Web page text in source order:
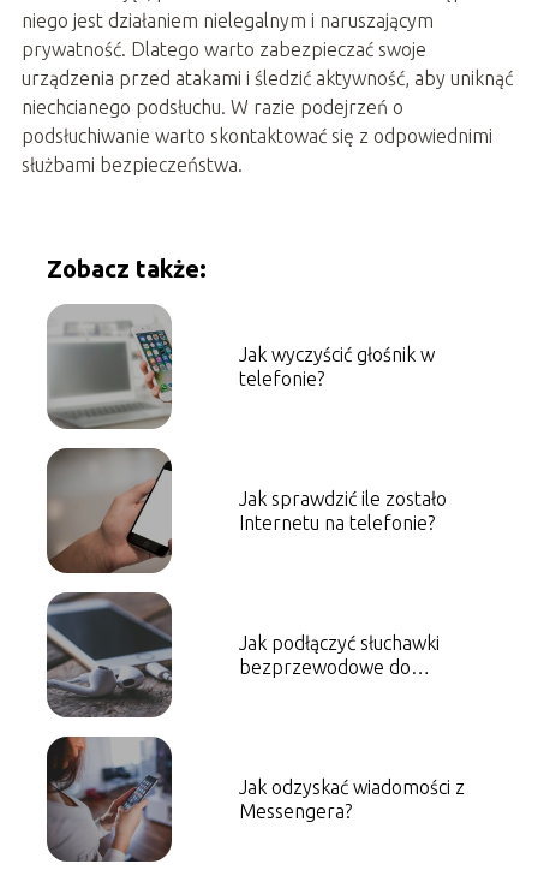
niego jest działaniem nielegalnym i naruszającym
prywatność. Dlatego warto zabezpieczać swoje
urządzenia przed atakami i śledzić aktywność, aby uniknąć
niechcianego podsłuchu. W razie podejrzeń o
podsłuchiwanie warto skontaktować się z odpowiednimi
służbami bezpieczeństwa.
Zobacz także:
Jak wyczyścić głośnik w
telefonie?
Jak sprawdzić ile zostało
Internetu na telefonie?
Jak podłączyć słuchawki
bezprzewodowe do
Jak odzyskać wiadomości z
Messengera?